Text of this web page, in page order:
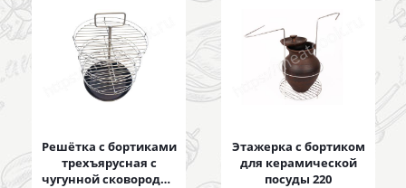
Решётка с бортиками
трехъярусная с
чугунной сковородой
Этажерка с бортиком
для керамической
посуды 220